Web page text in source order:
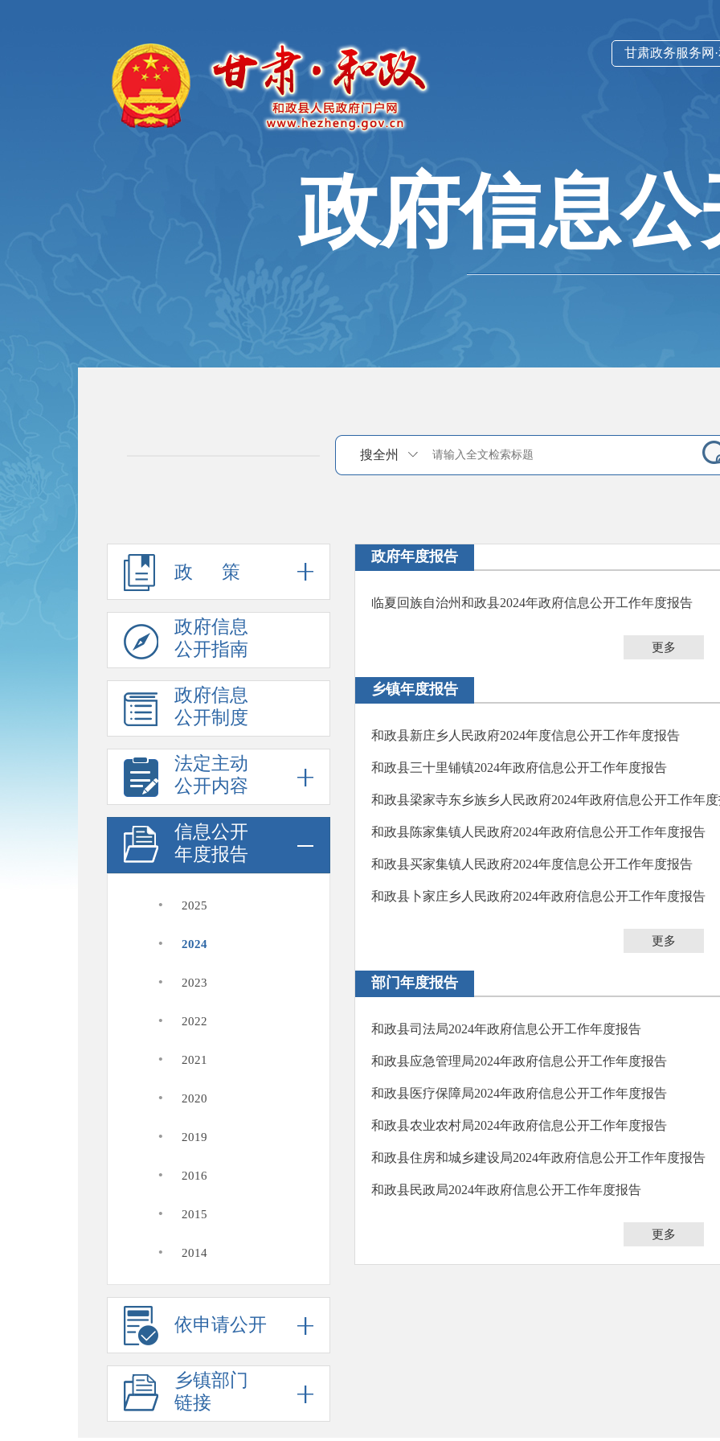
甘肃政务服务网
政府信息公
搜全州
政 策
政府信息
公开指南
政府信息
公开制度
法定主动
公开内容
信息公开
年度报告
· 2025
· 2024
· 2023
· 2022
· 2021
· 2020
· 2019
· 2016
· 2015
· 2014
依申请公开
乡镇部门
链接
政府年度报告
临夏回族自治州和政县2024年政府信息公开工作年度报告
更多
乡镇年度报告
和政县新庄乡人民政府2024年度信息公开工作年度报告
和政县三十里铺镇2024年政府信息公开工作年度报告
和政县梁家寺东乡族乡人民政府2024年政府信息公开工作年
和政县陈家集镇人民政府2024年政府信息公开工作年度报告
和政县买家集镇人民政府2024年度信息公开工作年度报告
和政县卜家庄乡人民政府2024年政府信息公开工作年度报告
更多
部门年度报告
和政县司法局2024年政府信息公开工作年度报告
和政县应急管理局2024年政府信息公开工作年度报告
和政县医疗保障局2024年政府信息公开工作年度报告
和政县农业农村局2024年政府信息公开工作年度报告
和政县住房和城乡建设局2024年政府信息公开工作年度报告
和政县民政局2024年政府信息公开工作年度报告
更多